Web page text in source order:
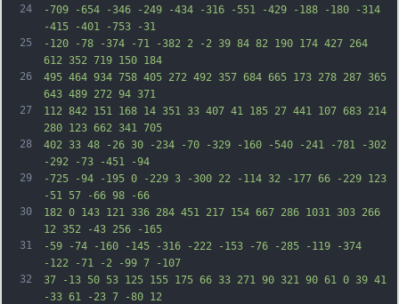
24
25
26
27
28
29
30
31
32
-709 -654 -346 -249 -434 -316 -551 -429 -188 -180 -314
-415 -401 -753 -31
-120 -78 -374 -71 -382 2 -2 39 84 82 190 174 427 264
612 352 719 150 184
495 464 934 758 405 272 492 357 684 665 173 278 287 365
643 489 272 94 371
112 842 151 168 14 351 33 407 41 185 27 441 107 683 214
280 123 662 341 705
402 33 48 -26 30 -234 -70 -329 -160 -540 -241 -781 -302
-292 -73 -451 -94
-725 -94 -195 0 -229 3 -300 22 -114 32 -177 66 -229 123
-51 57 -66 98 -66
182 0 143 121 336 284 451 217 154 667 286 1031 303 266
12 352 -43 256 -165
-59 -74 -160 -145 -316 -222 -153 -76 -285 -119 -374
-122 -71 -2 -99 7 -107
37 -13 50 53 125 155 175 66 33 271 90 321 90 61 0 39 41
-33 61 -23 7 -80 12